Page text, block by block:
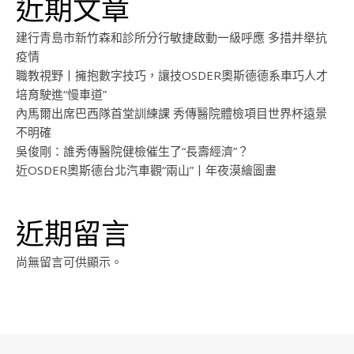
建行青島市新竹森和診所分行敏捷啟動一級呼應 多措并舉抗
疫情
職教視野丨擁抱數字技巧，讓技OSDER奧斯德德系車巧人才
培育駛進“慢車道”
內馬爾出席巴西隊首堂訓練課 秀傳醫院體檢項目世界杯遠景
不明確
吳俊剛：誰秀傳醫院健檢催生了“長壽經濟”？
近OSDER奧斯德台北汽車觀“兩山”丨年夜漠繪圖畫
近期留言
尚無留言可供顯示。